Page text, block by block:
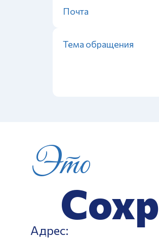
Это
Адрес: